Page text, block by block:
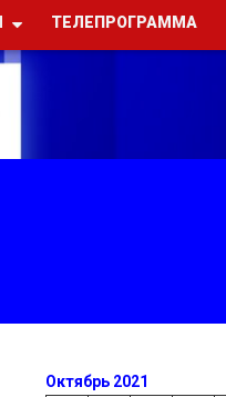
ТЕЛЕПРОГРАММА
Октябрь 2021